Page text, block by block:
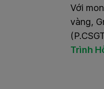
Với
vàng,
Trình